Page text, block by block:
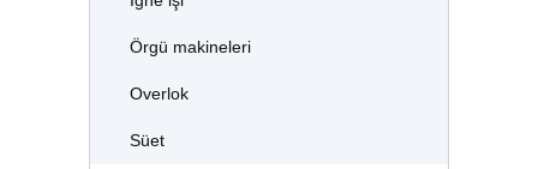
Örgü makineleri
Overlok
Süet